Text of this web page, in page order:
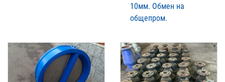
10мм. Обмен на
общепром.